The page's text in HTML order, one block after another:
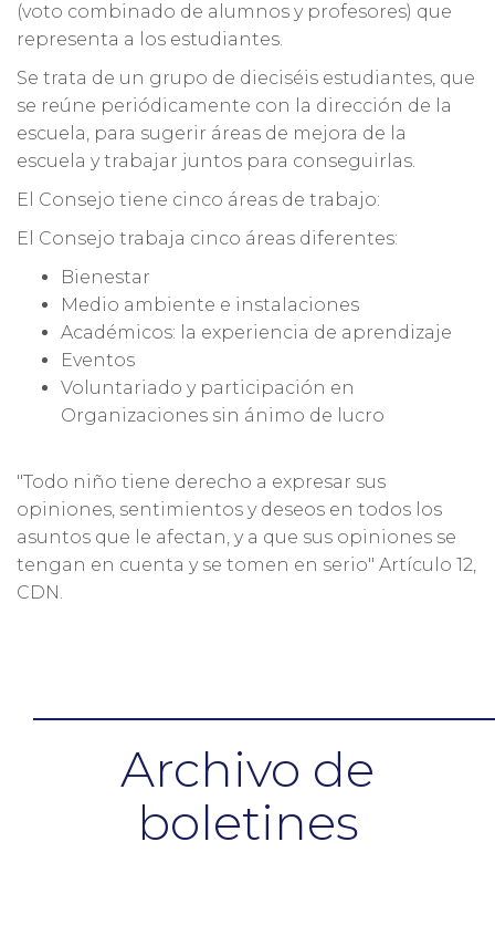
(voto combinado de alumnos y profesores) que
representa a los estudiantes.
Se trata de un grupo de dieciséis estudiantes, que
se reúne periódicamente con la dirección de la
escuela, para sugerir áreas de mejora de la
escuela y trabajar juntos para conseguirlas.
El Consejo tiene cinco áreas de trabajo:
El Consejo trabaja cinco áreas diferentes:
Bienestar
Medio ambiente e instalaciones
Académicos: la experiencia de aprendizaje
Eventos
Voluntariado y participación en
Organizaciones sin ánimo de lucro
"Todo niño tiene derecho a expresar sus
opiniones, sentimientos y deseos en todos los
asuntos que le afectan, y a que sus opiniones se
tengan en cuenta y se tomen en serio" Artículo 12,
CDN.
Archivo de
boletines